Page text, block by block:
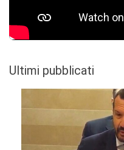
Ultimi pubblicati